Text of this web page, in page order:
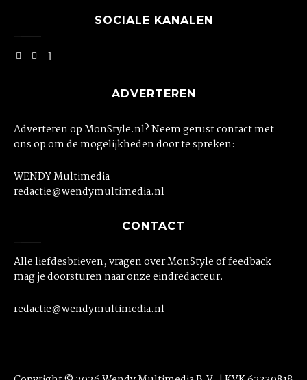
SOCIALE KANALEN
ADVERTEREN
Adverteren op MonStyle.nl? Neem gerust contact met
ons op om de mogelijkheden door te spreken:
WENDY Multimedia
redactie@wendymultimedia.nl
CONTACT
Alle liefdesbrieven, vragen over MonStyle of feedback
mag je doorsturen naar onze eindredacteur.
redactie@wendymultimedia.nl